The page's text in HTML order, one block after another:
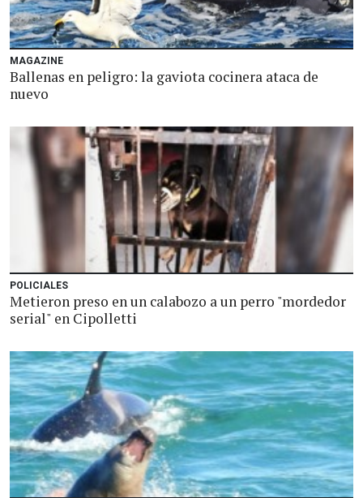
MAGAZINE
Ballenas en peligro: la gaviota cocinera ataca de
nuevo
POLICIALES
Metieron preso en un calabozo a un perro "mordedor
serial" en Cipolletti